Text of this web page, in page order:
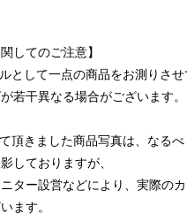
してのご注意】
として一点の商品をお測りさせ
若干異なる場合がございます。
頂きました商品写真は、なるべ
しておりますが、
ター設営などにより、実際の
ます。